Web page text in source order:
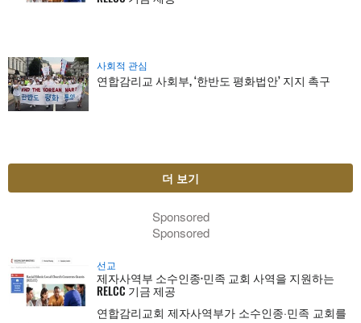
사회적 관심
연합감리교 사회부, ‘한반도 평화법안’ 지지 촉구
더 보기
Sponsored
Sponsored
선교
제자사역부 소수인종·민족 교회 사역을 지원하는
RELCC 기금 제공
연합감리교회 제자사역부가 소수인종·민족 교회를